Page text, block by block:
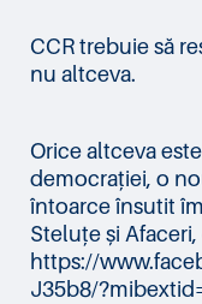
CCR trebuie să
nu altceva.
Orice altceva
democrației, o
întoarce însutit
Steluțe și
https://
J35b8/